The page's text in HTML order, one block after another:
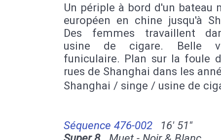
Un périple à bord d'un bateau
européen en chine jusqu'à
Des femmes travaillent
usine de cigare. Belle
funiculaire. Plan sur la foule
rues de Shanghai dans les
Shanghai / singe / usine de
Séquence 476-002
16' 51''